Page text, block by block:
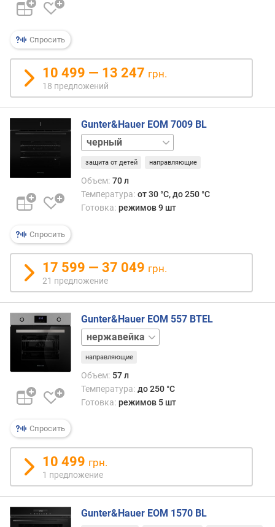
п
р
г
р
а
м
м
(
ш
т
)
л
-
о
с
т
е
к
о
л
д
в
ы
л
с
н
е
р
Спросить
10 499 — 13 247 грн.
18 предложений
Спросить
Gunter&Hauer EOM 7009 BL
белый
слоновая
кость
защита от детей направляющие
Объем: 70 л
Температура: от 30 °C, до 250 °C
Готовка: режимов 9 шт
17 599 — 37 049 грн.
21 предложение
Спросить
Gunter&Hauer EOM 557 BTEL
белый
направляющие
Объем: 57 л
Температура: до 250 °C
Готовка: режимов 5 шт
10 499 грн.
1 предложение
Gunter&Hauer EOM 1570 BL